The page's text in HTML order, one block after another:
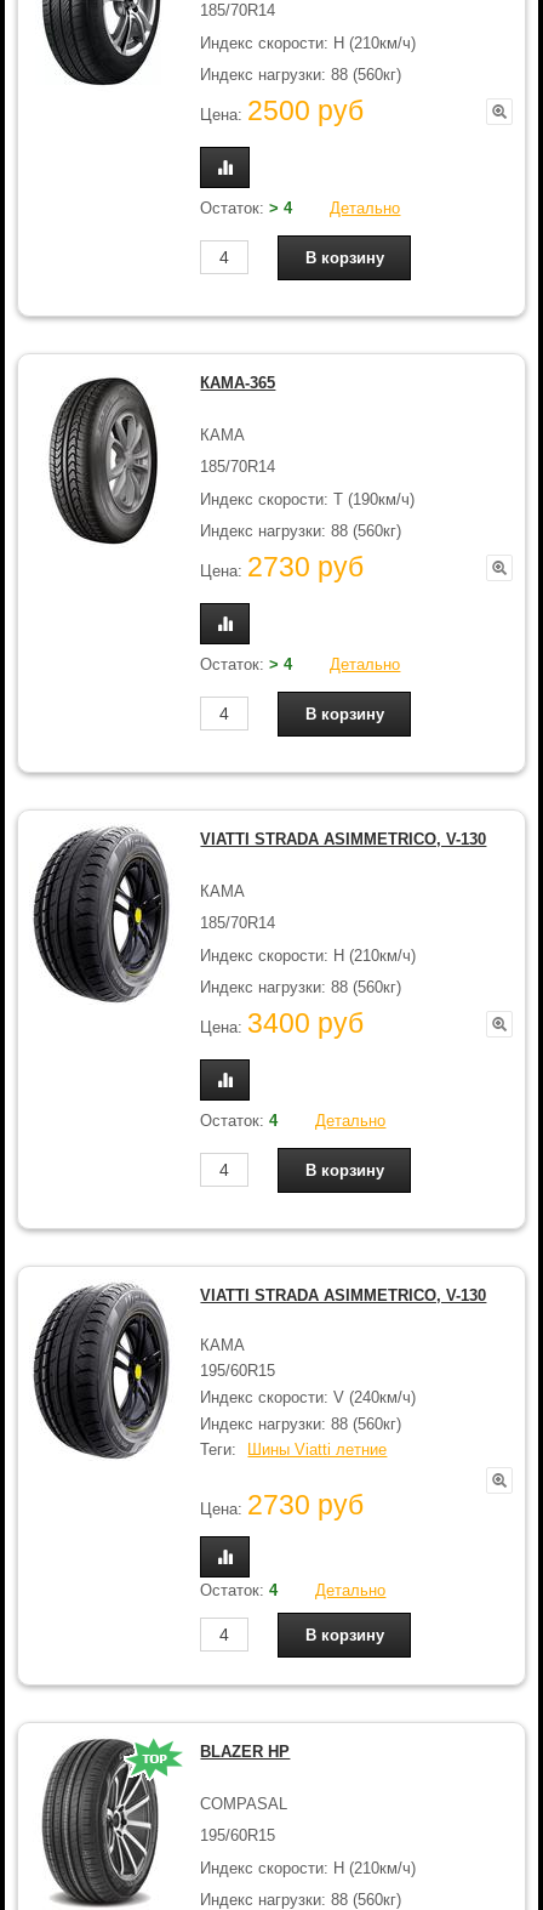
185/70R14
Индекс скорости: H (210км/ч)
Индекс нагрузки: 88 (560кг)
Цена: 2500 руб
Остаток:> 4 Детально
КАМА-365
КАМА
185/70R14
Индекс скорости: T (190км/ч)
Индекс нагрузки: 88 (560кг)
Цена: 2730 руб
Остаток:> 4 Детально
VIATTI STRADA ASIMMETRICO, V-130
КАМА
185/70R14
Индекс скорости: H (210км/ч)
Индекс нагрузки: 88 (560кг)
Цена: 3400 руб
Остаток:4 Детально
VIATTI STRADA ASIMMETRICO, V-130
КАМА
195/60R15
Индекс скорости: V (240км/ч)
Индекс нагрузки: 88 (560кг)
Теги:
Шины Viatti летние
Цена: 2730 руб
Остаток:4 Детально
BLAZER HP
COMPASAL
195/60R15
Индекс скорости: H (210км/ч)
Индекс нагрузки: 88 (560кг)